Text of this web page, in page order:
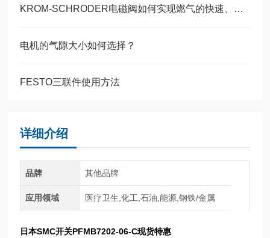
KROM-SCHRODER电磁阀如何实现燃气的快速、安全切断？原理深度剖析
电机的气隙大小如何选择？
FESTO三联件使用方法
详细介绍
品牌 其他品牌
应用领域 医疗卫生,化工,石油,能源,钢铁/金属
日本SMC开关PFMB7202-06-C现货特惠